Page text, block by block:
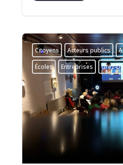
Citoyens Acteurs publics
Écoles
Entreprises Grez-